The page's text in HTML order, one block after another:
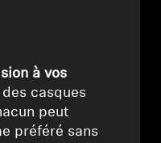
à vos
casques
peut
préféré sans